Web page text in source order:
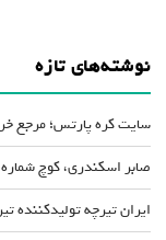
نوشته‌های تازه
سایت کره پارتس؛ مرجع
صابر اسکندری، کوچ
ایران تیرچه تولیدکننده